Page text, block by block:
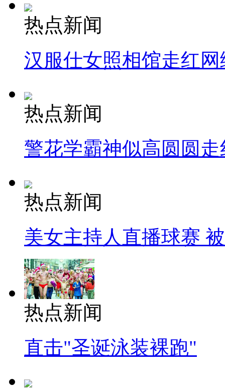
热点新闻
汉服仕女照相馆走红网
热点新闻
警花学霸神似高圆圆走
热点新闻
美女主持人直播球赛
热点新闻
直击"圣诞泳装裸跑"